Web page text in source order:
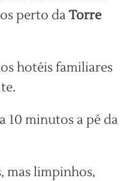
perto daTorre
hotéis familiares
10 minutos a pé da
mas limpinhos,